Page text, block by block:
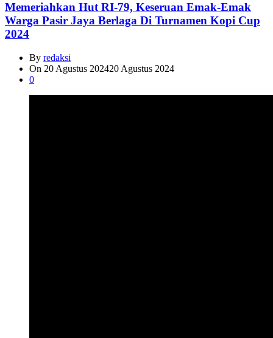
Memeriahkan Hut RI-79, Keseruan Emak-Emak
Warga Pasir Jaya Berlaga Di Turnamen Kopi Cup
2024
By redaksi
On 20 Agustus 202420 Agustus 2024
0